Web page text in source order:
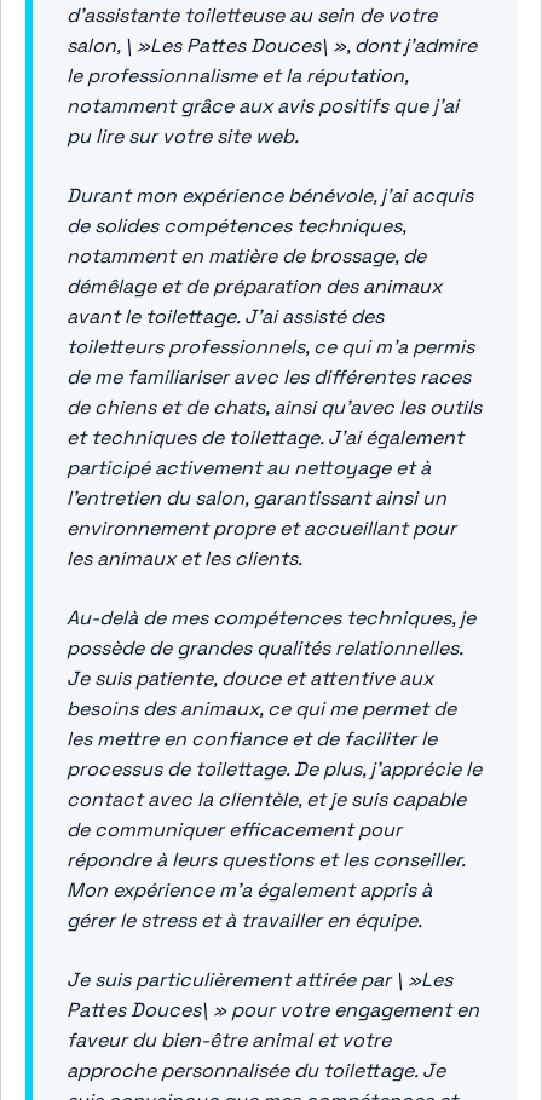
d’assistante toiletteuse au sein de votre
salon, \ »Les Pattes Douces\ », dont j’admire
le professionnalisme et la réputation,
notamment grâce aux avis positifs que j’ai
pu lire sur votre site web.
Durant mon expérience bénévole, j’ai acquis
de solides compétences techniques,
notamment en matière de brossage, de
démêlage et de préparation des animaux
avant le toilettage. J’ai assisté des
toiletteurs professionnels, ce qui m’a permis
de me familiariser avec les différentes races
de chiens et de chats, ainsi qu’avec les outils
et techniques de toilettage. J’ai également
participé activement au nettoyage et à
l’entretien du salon, garantissant ainsi un
environnement propre et accueillant pour
les animaux et les clients.
Au-delà de mes compétences techniques, je
possède de grandes qualités relationnelles.
Je suis patiente, douce et attentive aux
besoins des animaux, ce qui me permet de
les mettre en confiance et de faciliter le
processus de toilettage. De plus, j’apprécie le
contact avec la clientèle, et je suis capable
de communiquer efficacement pour
répondre à leurs questions et les conseiller.
Mon expérience m’a également appris à
gérer le stress et à travailler en équipe.
Je suis particulièrement attirée par \ »Les
Pattes Douces\ » pour votre engagement en
faveur du bien-être animal et votre
approche personnalisée du toilettage. Je